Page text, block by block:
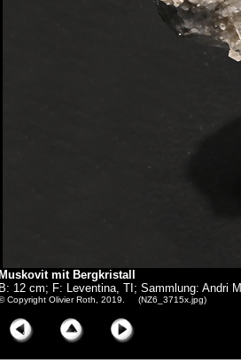
Muskovit mit Bergkristall
B: 12 cm; F: Leventina, TI; Sammlung: Andri
Copyright Olivier Roth, 2019. (NZ6_3715x.jpg)